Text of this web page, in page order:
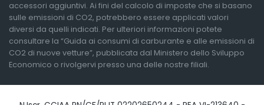
accessori aggiuntivi. Ai fini del calcolo di imposte che si basano
sulle emissioni di CO2, potrebbero essere applicati valori
diversi da quelli indicati. Per ulteriori informazioni potete
consultare la “Guida ai consumi di carburante e alle emissioni di
CO2 di nuove vetture”, pubblicata dal Ministero dello Sviluppo
Economico o rivolgervi presso una delle nostre filiali.